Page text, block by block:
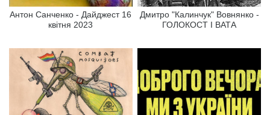
Антон Санченко - Дайджест 16
квітня 2023
Дмитро "Калинчук" Вовнянко -
ГОЛОКОСТ І ВАТА